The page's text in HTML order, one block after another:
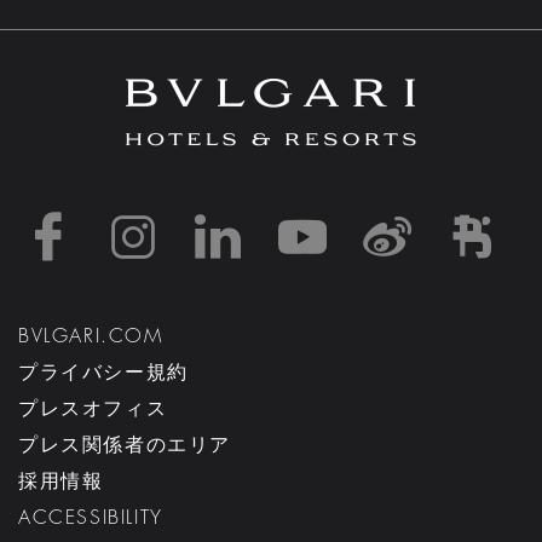
https://https://https://
https://
BVLGARI.COM
プライバシー規約
プレスオフィス
プレス関係者のエリア
採用情報
ACCESSIBILITY